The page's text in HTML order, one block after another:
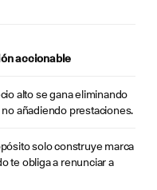
accionable
alto se gana eliminando
añadiendo prestaciones.
solo construye marca
te obliga a renunciar a